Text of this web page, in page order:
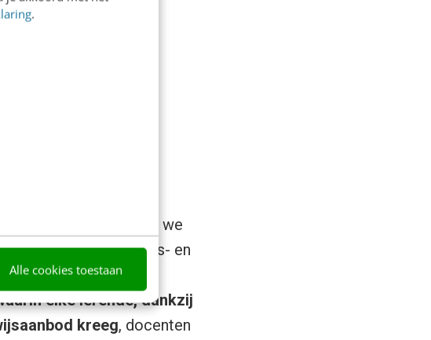
.
Alle cookies toestaan
organiseerden we
de onderwijs-, beleids- en
de gedroomde
elke lerende, dankzij
kreeg, docenten